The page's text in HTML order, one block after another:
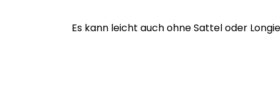
Es kann leicht auch ohne Sattel oder